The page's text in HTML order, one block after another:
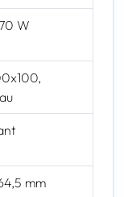
W
mm